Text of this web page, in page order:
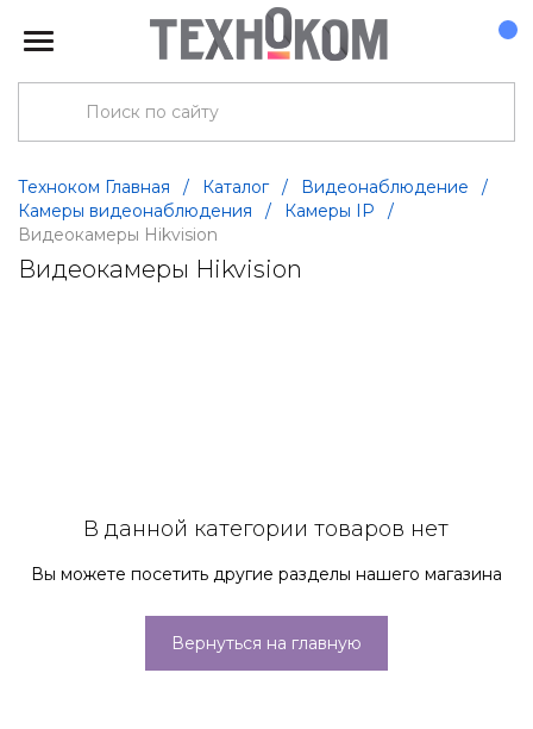
Техноком Главная / Каталог / Видеонаблюдение
/
Камеры видеонаблюдения
/ Камеры IP
/
Видеокамеры Hikvision
Видеокамеры Hikvision
В данной категории товаров нет
Вы можете посетить другие разделы нашего магазина
Вернуться на главную